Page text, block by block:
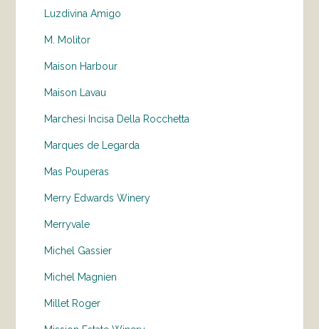
Luzdivina Amigo
M. Molitor
Maison Harbour
Maison Lavau
Marchesi Incisa Della Rocchetta
Marques de Legarda
Mas Pouperas
Merry Edwards Winery
Merryvale
Michel Gassier
Michel Magnien
Millet Roger